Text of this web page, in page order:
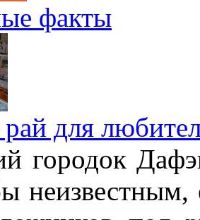
факты
для
городок